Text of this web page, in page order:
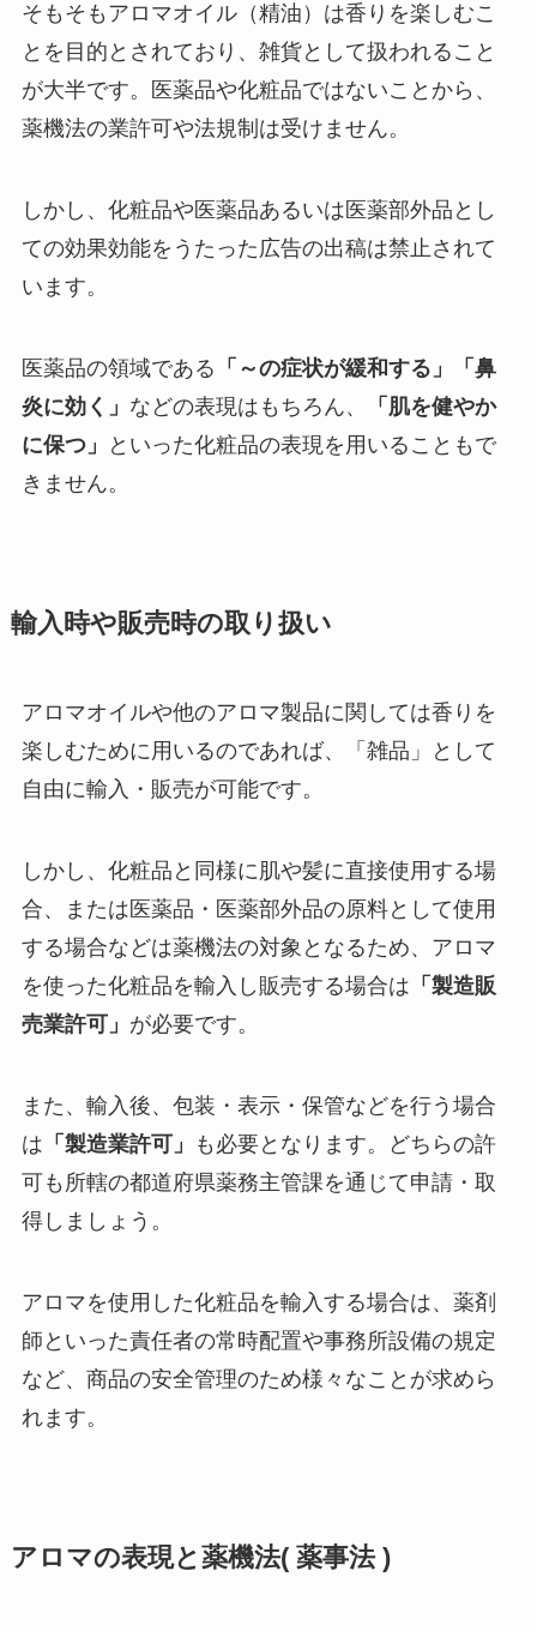
そもそもアロマオイル（精油）は香りを楽しむこ
とを目的とされており、雑貨として扱われること
が大半です。医薬品や化粧品ではないことから、
薬機法の業許可や法規制は受けません。
しかし、化粧品や医薬品あるいは医薬部外品とし
ての効果効能をうたった広告の出稿は禁止されて
います。
医薬品の領域である 「～の症状が緩和する」「鼻
炎に効く」 などの表現はもちろん、
「肌を健やか
に保つ」
といった化粧品の表現を用いることもで
きません。
輸入時や販売時の取り扱い
アロマオイルや他のアロマ製品に関しては香りを
楽しむために用いるのであれば、「雑品」として
自由に輸入・販売が可能です。
しかし、化粧品と同様に肌や髪に直接使用する場
合、または医薬品・医薬部外品の原料として使用
する場合などは薬機法の対象となるため、アロマ
を使った化粧品を輸入し販売する場合は 「製造販
売業許可」 が必要です。
また、輸入後、包装・表示・保管などを行う場合
は 「製造業許可」
も必要となります。どちらの許
可も所轄の都道府県薬務主管課を通じて申請・取
得しましょう。
アロマを使用した化粧品を輸入する場合は、薬剤
師といった責任者の常時配置や事務所設備の規定
など、商品の安全管理のため様々なことが求めら
れます。
アロマの表現と薬機法( 薬事法 )